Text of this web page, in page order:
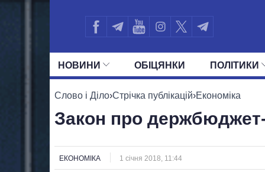
НОВИНИ ОБIЦЯНКИ ПОЛIТИКИ
УСІ ПОЛІТИКИ ПРЕЗИДЕНТ І ОФІС
Слово і Діло›Стрічка публікацій›Економіка
Закон про
ЕКОНОМІКА 1 січня 2018, 11:44